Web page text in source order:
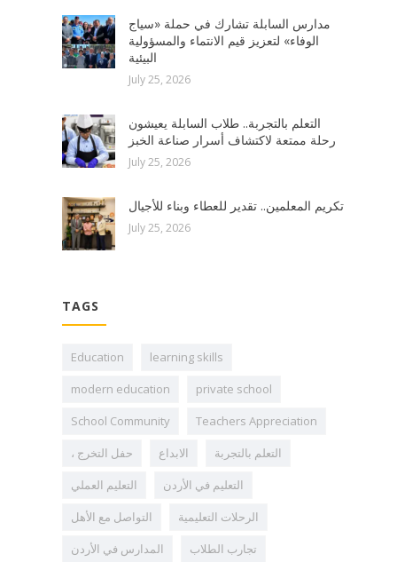
مدارس السابلة تشارك في حملة «سياج
الوفاء» لتعزيز قيم الانتماء والمسؤولية
البيئية
July 25, 2026
التعلم بالتجربة.. طلاب السابلة يعيشون
رحلة ممتعة لاكتشاف أسرار صناعة الخبز
July 25, 2026
تكريم المعلمين.. تقدير للعطاء وبناء للأجيال
July 25, 2026
TAGS
Education
learning skills
modern education
private school
School Community
Teachers Appreciation
، حفل التخرج
الابداع
التعلم بالتجربة
التعليم العملي
التعليم في الأردن
التواصل مع الأهل
الرحلات التعليمية
المدارس في الأردن
تجارب الطلاب